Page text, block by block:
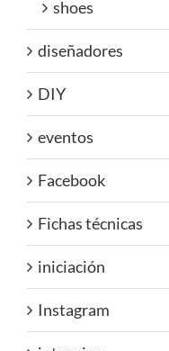
shoes
diseñadores
DIY
eventos
Facebook
Fichas técnicas
iniciación
Instagram